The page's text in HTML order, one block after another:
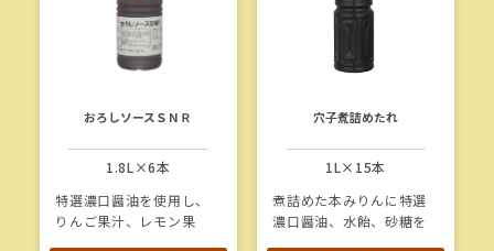
おろしソースＳＮＲ
1.8L×6本
特選濃口醤油を使用し、
りんご果汁、レモン果
穴子煮詰めたれ
1L×15本
煮詰めた本みりんに特選
濃口醤油、水飴、砂糖を